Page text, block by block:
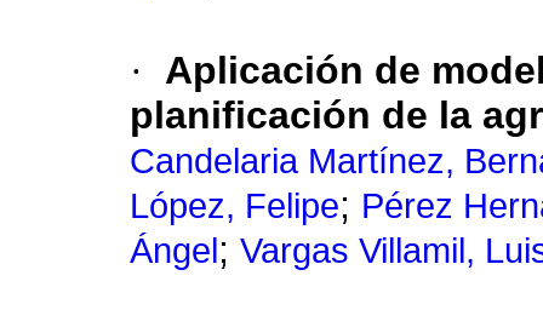
·
Aplicación de
planificación de la
Candelaria Martínez,
López, Felipe; Pérez
Ángel ; Vargas Villamil,